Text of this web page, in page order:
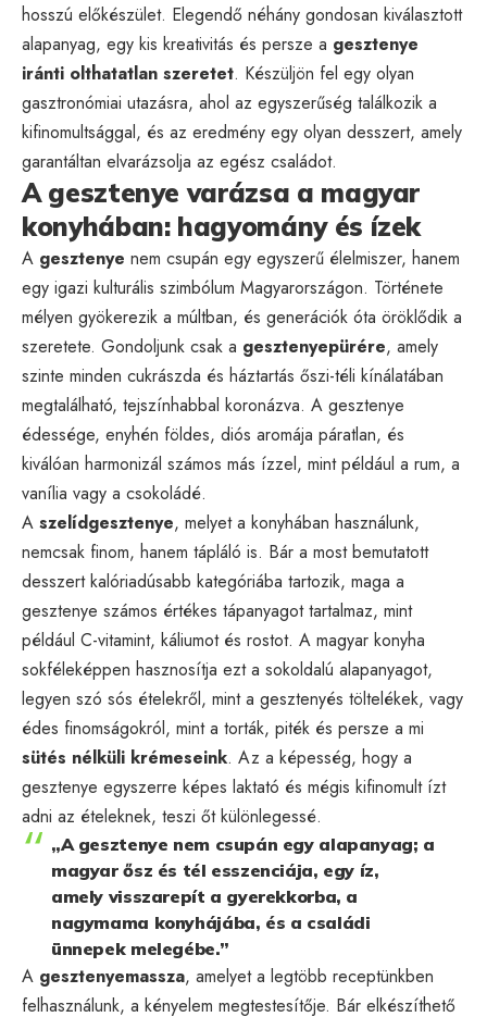
hosszú előkészület. Elegendő néhány gondosan kiválasztott
alapanyag, egy kis kreativitás és persze a gesztenye
iránti olthatatlan szeretet. Készüljön fel egy olyan
gasztronómiai utazásra, ahol az egyszerűség találkozik a
kifinomultsággal, és az eredmény egy olyan desszert, amely
garantáltan elvarázsolja az egész családot.
A gesztenye varázsa a magyar
konyhában: hagyomány és ízek
A gesztenye nem csupán egy egyszerű élelmiszer, hanem
egy igazi kulturális szimbólum Magyarországon. Története
mélyen gyökerezik a múltban, és generációk óta öröklődik a
szeretete. Gondoljunk csak a gesztenyepürére, amely
szinte minden cukrászda és háztartás őszi-téli kínálatában
megtalálható, tejszínhabbal koronázva. A gesztenye
édessége, enyhén földes, diós aromája páratlan, és
kiválóan harmonizál számos más ízzel, mint például a rum, a
vanília vagy a csokoládé.
A szelídgesztenye, melyet a konyhában használunk,
nemcsak finom, hanem tápláló is. Bár a most bemutatott
desszert kalóriadúsabb kategóriába tartozik, maga a
gesztenye számos értékes tápanyagot tartalmaz, mint
például C-vitamint, káliumot és rostot. A magyar konyha
sokféleképpen hasznosítja ezt a sokoldalú alapanyagot,
legyen szó sós ételekről, mint a gesztenyés töltelékek, vagy
édes finomságokról, mint a torták, piték és persze a mi
sütés nélküli krémeseink. Az a képesség, hogy a
gesztenye egyszerre képes laktató és mégis kifinomult ízt
adni az ételeknek, teszi őt különlegessé.
„A gesztenye nem csupán egy alapanyag; a
magyar ősz és tél esszenciája, egy íz,
amely visszarepít a gyerekkorba, a
nagymama konyhájába, és a családi
ünnepek melegébe.”
A gesztenyemassza, amelyet a legtöbb receptünkben
felhasználunk, a kényelem megtestesítője. Bár elkészíthető